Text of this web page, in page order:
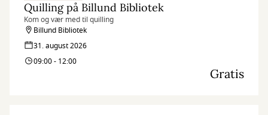
Quilling på Billund Bibliotek
Kom og vær med til quilling
Billund Bibliotek
31. august 2026
09:00 - 12:00
Gratis